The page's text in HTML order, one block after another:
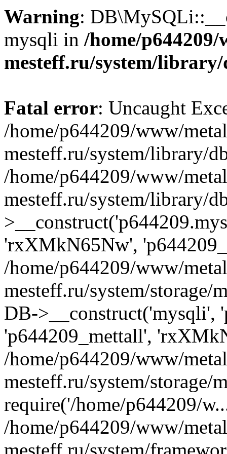
Warning:
mysqli in /home/
mesteff.ru/system/
Fatal error: Uncaught
/home/p644209/www/
mesteff.ru/system/library/
/home/p644209/www/
mesteff.ru/system/library/
'rxXMkN65Nw',
/home/p644209/www/
mesteff.ru/system/
DB->__construct('mysqli',
'p644209_mettall',
/home/p644209/www/
mesteff.ru/system/
require('/home/p644209/
/home/p644209/www/